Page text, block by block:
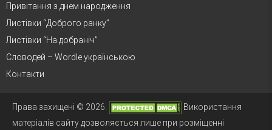
Привітання з днем народження
Листівки “Доброго ранку”
Листівки “На добраніч”
Словодей – Wordle українською
Контакти
Права захищені © 2026.
Використання
матеріалів сайту дозволяється лише при розміщенні